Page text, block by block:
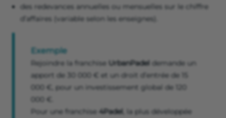
des redevances annuelles ou mensuelles sur le chiffre
d’affaires (variable selon les enseignes).
Exemple
Rejoindre la franchise UrbanPadel demande un
apport de 30 000 € et un droit d’entrée de 15
000 €, pour un investissement global de 120
000 €.
Pour une franchise 4Padel , la plus développée